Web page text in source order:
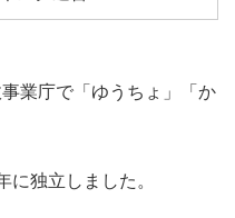
業庁で「ゆうちょ」「か
に独立しました。